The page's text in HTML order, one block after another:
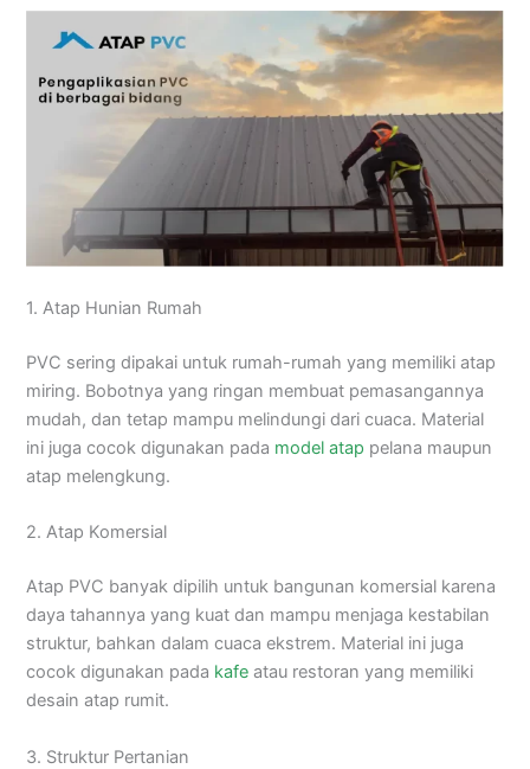
1. Atap Hunian Rumah
PVC sering dipakai untuk rumah-rumah yang memiliki atap
miring. Bobotnya yang ringan membuat pemasangannya
mudah, dan tetap mampu melindungi dari cuaca. Material
ini juga cocok digunakan pada model atap pelana maupun
atap melengkung.
2. Atap Komersial
Atap PVC banyak dipilih untuk bangunan komersial karena
daya tahannya yang kuat dan mampu menjaga kestabilan
struktur, bahkan dalam cuaca ekstrem. Material ini juga
cocok digunakan pada kafe atau restoran yang memiliki
desain atap rumit.
3. Struktur Pertanian